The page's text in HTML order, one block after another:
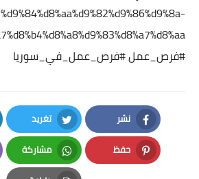
#فرص_عمل#فرص_عمل_في_سوريا
نشر
Facebook
تغريد
Twitter
حفظ
Pinterest
مشاركة
Whatsapp